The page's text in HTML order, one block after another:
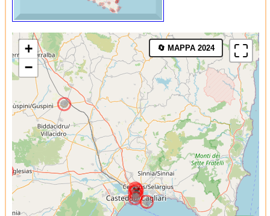
+
−
🔄 MAPPA 2024